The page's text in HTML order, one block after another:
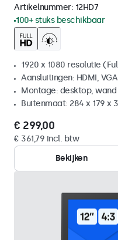
Artikelnummer: 12HD7
100+ stuks beschikbaar
1920 x 1080 resolutie
Aansluitingen: HDMI,
Montage: desktop, wand
Buitenmaat: 284 x 179 x
€ 299,00
€ 361,79 incl. btw
Bekijken